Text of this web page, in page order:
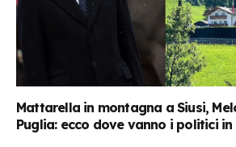
Mattarella in montagna a Siusi,
Puglia: ecco dove vanno i politici